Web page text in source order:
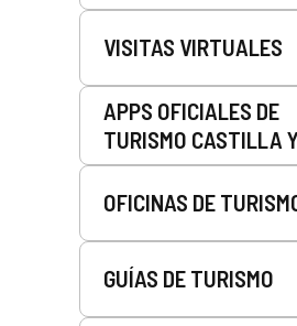
VISITAS VIRTUALES
APPS OFICIALES DE
TURISMO CASTILLA
OFICINAS DE
GUÍAS DE TURISMO